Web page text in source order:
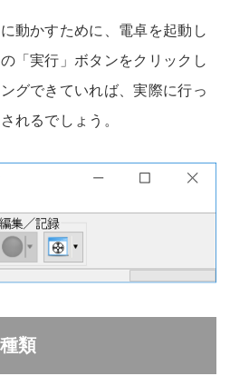
動かすために、電卓を起動し
「実行」ボタンをクリックし
グできていれば、実際に行っ
れるでしょう。
類